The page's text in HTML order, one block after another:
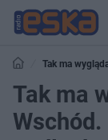
Tak ma
WIZUALIZACJA
Tak ma